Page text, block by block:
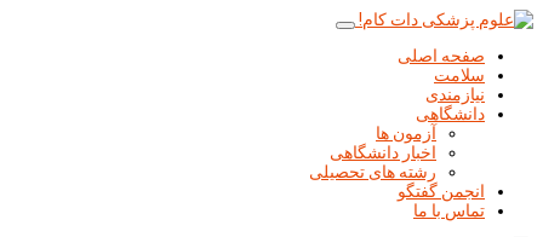
صفحه اصلی
سلامت
نیازمندی
دانشگاهی
آزمون ها
اخبار دانشگاهی
رشته های تحصیلی
انجمن گفتگو
تماس با ما